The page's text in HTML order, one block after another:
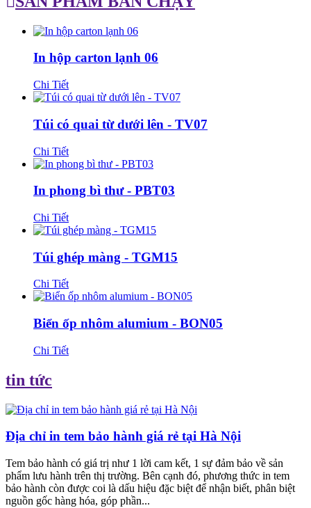
In hộp carton lạnh 06
Chi Tiết
Túi có quai từ dưới lên - TV07
Chi Tiết
In phong bì thư - PBT03
Chi Tiết
Túi ghép màng - TGM15
Chi Tiết
Biển ốp nhôm alumium - BON05
Chi Tiết
tin tức
Địa chỉ in tem bảo hành giá rẻ tại Hà Nội
Tem bảo hành có giá trị như 1 lời cam kết, 1 sự đảm bảo về sản
phẩm lưu hành trên thị trường. Bên cạnh đó, phương thức in tem
bảo hành còn được coi là dấu hiệu đặc biệt để nhận biết, phân biệt
nguồn gốc hàng hóa, góp phần...